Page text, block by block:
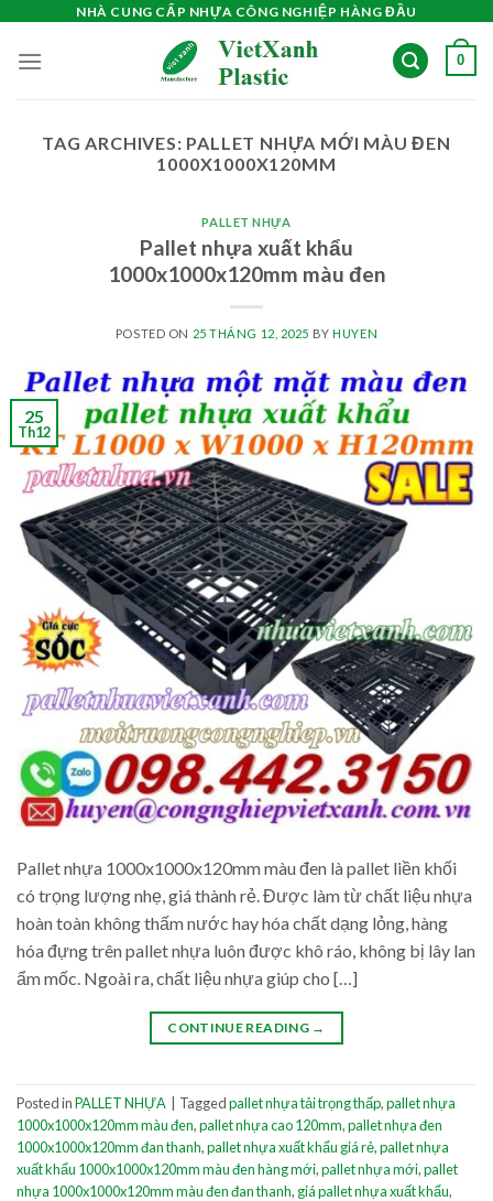
content
NHÀ CUNG CẤP NHỰA CÔNG NGHIỆP HÀNG ĐẦU
0
TAG ARCHIVES: PALLET NHỰA MỚI MÀU ĐEN
1000X1000X120MM
PALLET NHỰA
Pallet nhựa xuất khẩu
1000x1000x120mm màu đen
POSTED ON 25 THÁNG 12, 2025 BYHUYEN
25
Th12
Pallet nhựa 1000x1000x120mm màu đen là pallet liền khối
có trọng lượng nhẹ, giá thành rẻ. Được làm từ chất liệu nhựa
hoàn toàn không thấm nước hay hóa chất dạng lỏng, hàng
hóa đựng trên pallet nhựa luôn được khô ráo, không bị lây lan
ẩm mốc. Ngoài ra, chất liệu nhựa giúp cho […]
CONTINUE READING →
Posted inPALLET NHỰA Taggedpallet nhựa tải trọng thấp,pallet nhựa
1000x1000x120mm màu đen,pallet nhựa cao 120mm,pallet nhựa đen
1000x1000x120mm đan thanh,pallet nhựa xuất khẩu giá rẻ,pallet nhựa
xuất khẩu 1000x1000x120mm màu đen hàng mới,pallet nhựa mới,pallet
nhựa 1000x1000x120mm màu đen đan thanh, giá pallet nhựa xuất khẩu,